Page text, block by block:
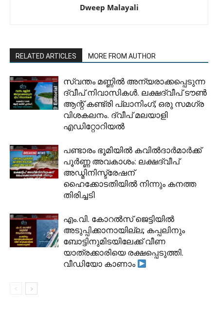
Dweep Malayali
RELATED ARTICLES MORE FROM AUTHOR
സ്വന്തം മണ്ണിൽ അന്യരാക്കപ്പെടുന്ന
ദ്വീപ് നിവാസികൾ. ലക്ഷദ്വീപ് ടൗൺ
ആന്റ് കണ്ട്രി പ്ലാനിംഗ്; ഒരു സമഗ്ര
വിശകലനം. ദ്വീപ് മലയാളി
എഡിറ്റോറിയൽ
പണ്ടാരം ഭൂമിയിൽ കവിൽദാർമാർക്ക്
പൂർണ്ണ അവകാശം: ലക്ഷദ്വീപ്
അഡ്മിനിസ്ട്രേഷന്
ഹൈക്കോടതിയിൽ നിന്നും കനത്ത
തിരിച്ചടി
​എം.വി. കോറൽസ് ജെട്ടിയിൽ
അടുപ്പിക്കാനായില്ല; കപ്പലിനും
ബോട്ടിനുമിടയിലേക്ക് വീണ
യാത്രക്കാരിയെ രക്ഷപ്പെടുത്തി.
വീഡിയോ കാണാം